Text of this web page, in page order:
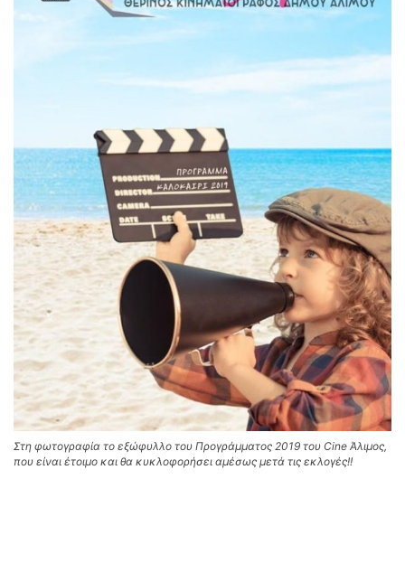
Στη φωτογραφία το εξώφυλλο του Προγράμματος 2019 του Cine Άλιμος,
που είναι έτοιμο και θα κυκλοφορήσει αμέσως μετά τις εκλογές!!